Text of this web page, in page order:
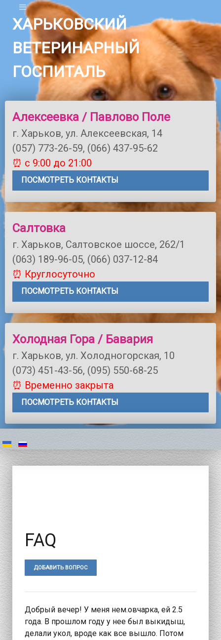
ХАРЬКОВСКИЙ
ВЕТЕРИНАРНЫЙ
ГОСПИТАЛЬ
Алексеевка / Павлово Поле
г. Харьков, ул. Алексеевская, 14
(057) 773-26-59, (066) 437-95-62
⏰ с 9:00 до 21:00
ПОСМОТРЕТЬ КОНТАКТЫ
Салтовка
г. Харьков, Салтовское шоссе, 262/1
(063) 189-96-05, (066) 037-12-84
⏰ Круглосуточно
ПОСМОТРЕТЬ КОНТАКТЫ
Холодная Гора / Бавария
г. Харьков, ул. Холодногорская, 10
(073) 451-43-56, (095) 550-68-25
⏰ Временно закрыта
ПОСМОТРЕТЬ КОНТАКТЫ
FAQ
ДОБАВИТЬ ВОПРОС
Добрый вечер! У меня нем.овчарка, ей 2.5
года. В прошлом году у нее был выкидыш,
делали укол, вроде как все вышло. Потом